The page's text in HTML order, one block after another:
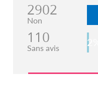
2902
Non
110
Sans avis 2%